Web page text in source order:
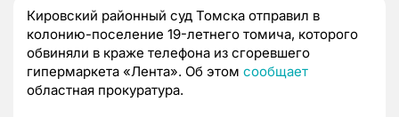
Кировский районный суд Томска отправил в
колонию-поселение 19-летнего томича, которого
обвиняли в краже телефона из сгоревшего
гипермаркета «Лента». Об этом сообщает
областная прокуратура.